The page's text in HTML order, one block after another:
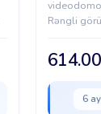
Rəngli
dəstəyi
614.00
6 ay